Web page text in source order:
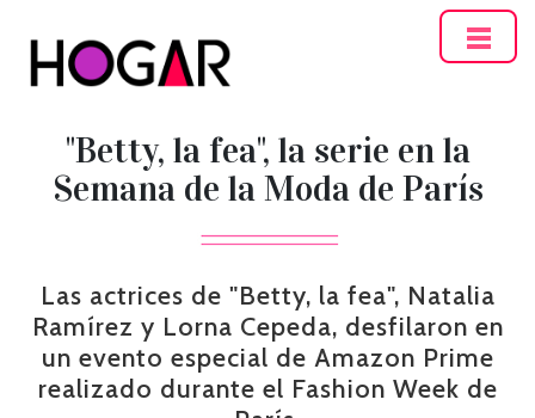
"Betty, la fea", la serie en la
Semana de la Moda de París
Las actrices de "Betty, la fea", Natalia
Ramírez y Lorna Cepeda, desfilaron en
un evento especial de Amazon Prime
realizado durante el Fashion Week de